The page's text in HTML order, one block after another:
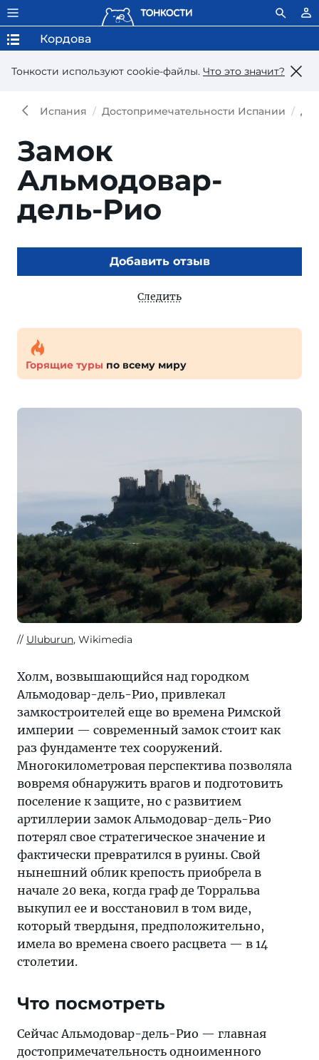
Тонкости используют сookie-файлы. Что это значит?
Кордова
Испания Достопримечательности Испании
Замок
Альмодовар-
дель-Рио
Добавить отзыв
Следить
Горящие туры по всему миру
Uluburun, Wikimedia
Холм, возвышающийся над городком
Альмодовар-дель-Рио, привлекал
замкостроителей еще во времена Римской
империи — современный замок стоит как
раз фундаменте тех сооружений.
Многокилометровая перспектива позволяла
вовремя обнаружить врагов и подготовить
поселение к защите, но с развитием
артиллерии замок Альмодовар-дель-Рио
потерял свое стратегическое значение и
фактически превратился в руины. Свой
нынешний облик крепость приобрела в
начале 20 века, когда граф де Торральва
выкупил ее и восстановил в том виде,
который твердыня, предположительно,
имела во времена своего расцвета — в 14
столетии.
Что посмотреть
Сейчас Альмодовар-дель-Рио — главная
достопримечательность одноименного